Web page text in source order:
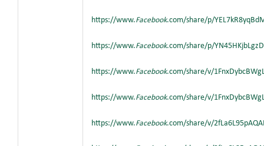
https://www.Facebook.com/share/p/
https://www.Facebook.com/share/p/
https://www.Facebook.com/share/v/
https://www.Facebook.com/share/v/
https://www.Facebook.com/share/v/